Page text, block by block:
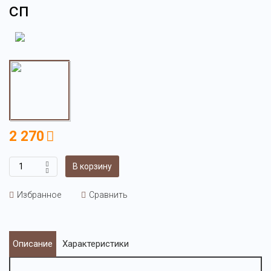
сп
2 270
В корзину
Избранное Сравнить
Описание Характеристики